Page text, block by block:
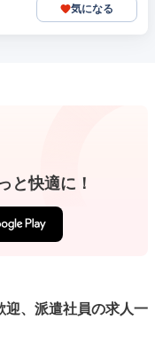
気になる
と快適に！
迎、派遣社員の求人一